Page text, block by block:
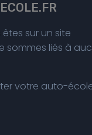
sur un site
sommes liés à
votre auto-